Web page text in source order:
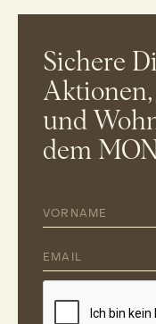
Sichere
und
dem